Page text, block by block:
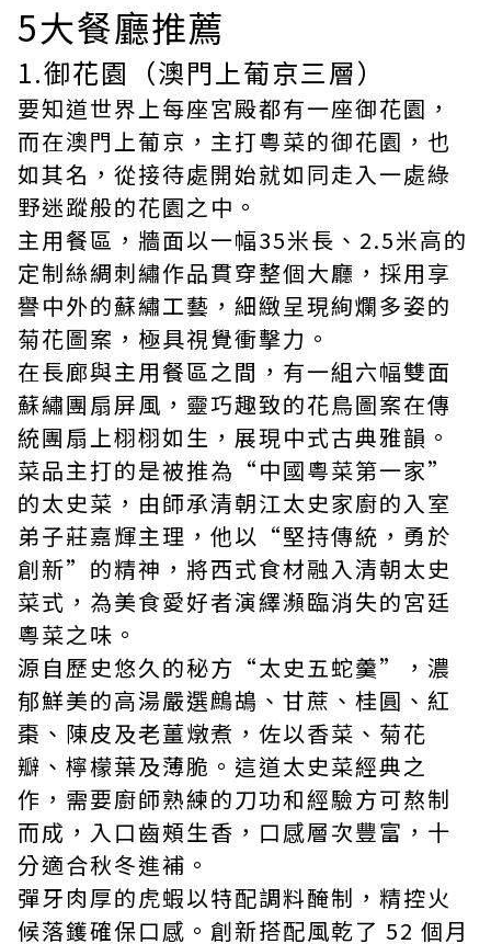
5大餐廳推薦
1.御花園（澳門上葡京三層）
要知道世界上每座宮殿都有一座御花園，
而在澳門上葡京，主打粵菜的御花園，也
如其名，從接待處開始就如同走入一處綠
野迷蹤般的花園之中。
主用餐區，牆面以一幅35米長、2.5米高的
定制絲綢刺繡作品貫穿整個大廳，採用享
譽中外的蘇繡工藝，細緻呈現絢爛多姿的
菊花圖案，極具視覺衝擊力。
在長廊與主用餐區之間，有一組六幅雙面
蘇繡團扇屏風，靈巧趣致的花鳥圖案在傳
統團扇上栩栩如生，展現中式古典雅韻。
菜品主打的是被推為“中國粵菜第一家”
的太史菜，由師承清朝江太史家廚的入室
弟子莊嘉輝主理，他以“堅持傳統，勇於
創新”的精神，將西式食材融入清朝太史
菜式，為美食愛好者演繹瀕臨消失的宮廷
粵菜之味。
源自歷史悠久的秘方“太史五蛇羹”，濃
郁鮮美的高湯嚴選鷓鴣、甘蔗、桂圓、紅
棗、陳皮及老薑燉煮，佐以香菜、菊花
瓣、檸檬葉及薄脆。這道太史菜經典之
作，需要廚師熟練的刀功和經驗方可熬制
而成，入口齒頰生香，口感層次豐富，十
分適合秋冬進補。
彈牙肉厚的虎蝦以特配調料醃制，精控火
候落鑊確保口感。創新搭配風乾了 52 個月